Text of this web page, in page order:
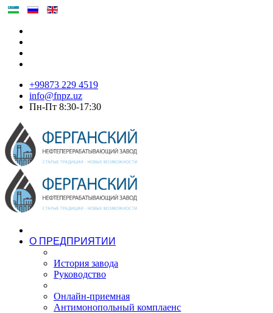
+99873 229 4519
info@fnpz.uz
Пн-Пт 8:30-17:30
О ПРЕДПРИЯТИИ
История завода
Руководство
Онлайн-приемная
Антимонопольный комплаенс